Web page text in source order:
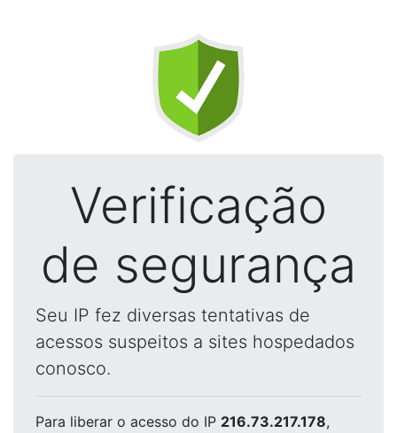
Verificação
de segurança
Seu IP fez diversas tentativas de
acessos suspeitos a sites hospedados
conosco.
Para liberar o acesso do IP 216.73.217.178,